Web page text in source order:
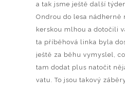
a tak jsme ještě další
Ondrou do lesa nádherně
kerskou mlhou a dotočili
ta příběhová linka byla
ještě za běhu vymyslel,
tam dodat plus natočit
vatu. To jsou takový